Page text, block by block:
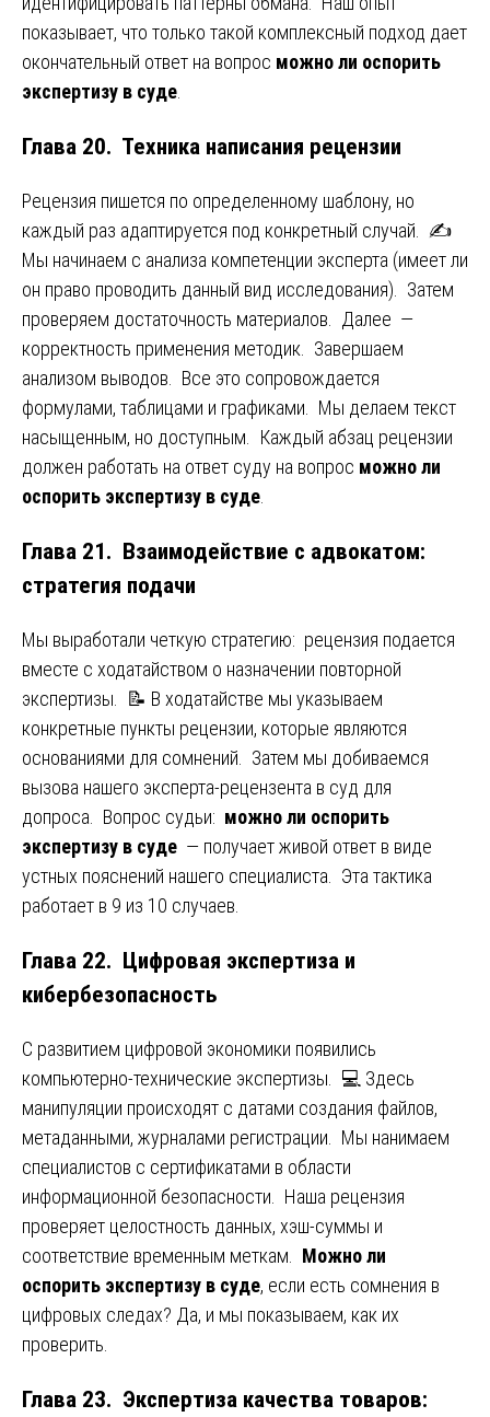
показывает, что только такой комплексный подход дает
окончательный ответ на вопрос можно ли оспорить
экспертизу в суде
Глава 20. Техника написания рецензии
Рецензия пишется по определенному шаблону, но
каждый раз адаптируется под конкретный случай. ✍️
Мы начинаем с анализа компетенции эксперта (имеет ли
он право проводить данный вид исследования). Затем
проверяем достаточность материалов. Далее —
корректность применения методик. Завершаем
анализом выводов. Все это сопровождается
формулами, таблицами и графиками. Мы делаем текст
насыщенным, но доступным. Каждый абзац рецензии
должен работать на ответ суду на вопрос можно ли
оспорить экспертизу в суде
Глава 21. Взаимодействие с адвокатом:
стратегия подачи
Мы выработали четкую стратегию: рецензия подается
вместе с ходатайством о назначении повторной
экспертизы. 📝 В ходатайстве мы указываем
конкретные пункты рецензии, которые являются
основаниями для сомнений. Затем мы добиваемся
вызова нашего эксперта-рецензента в суд для
допроса. Вопрос судьи: можно ли оспорить
экспертизу в суде — получает живой ответ в виде
устных пояснений нашего специалиста. Эта тактика
работает в 9 из 10 случаев.
Глава 22. Цифровая экспертиза и
кибербезопасность
С развитием цифровой экономики появились
компьютерно-технические экспертизы. 💻 Здесь
манипуляции происходят с датами создания файлов,
метаданными, журналами регистрации. Мы нанимаем
специалистов с сертификатами в области
информационной безопасности. Наша рецензия
проверяет целостность данных, хэш-суммы и
соответствие временным меткам. Можно ли
оспорить экспертизу в суде, если есть сомнения в
цифровых следах? Да, и мы показываем, как их
проверить.
Глава 23. Экспертиза качества товаров: